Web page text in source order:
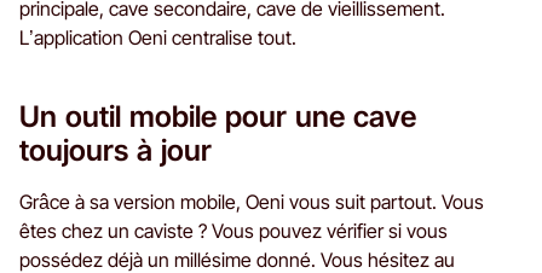
principale, cave secondaire, cave de vieillissement.
L’application Oeni centralise tout.
Un outil mobile pour une cave
toujours à jour
Grâce à sa version mobile, Oeni vous suit partout. Vous
êtes chez un caviste ? Vous pouvez vérifier si vous
possédez déjà un millésime donné. Vous hésitez au